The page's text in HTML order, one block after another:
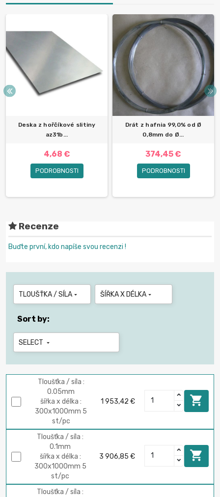
Deska z hořčíkové slitiny
az31b...
4,68 €
PODROBNOSTI
Drát z hafnia 99,0% od Ø
0,8mm do Ø...
374,45 €
PODROBNOSTI
Recenze
Buďte první, kdo napíše svou recenzi !
TLOUŠŤKA / SÍLA  ŠÍŘKA X DÉLKA 
Sort by:
SELECT 
Tloušťka / síla :
0.05mm
šířka x délka :
300x1000mm 5
st/pc
1 953,42 € 
Tloušťka / síla :
0.1mm
šířka x délka :
300x1000mm 5
st/pc
3 906,85 € 
Tloušťka / síla :